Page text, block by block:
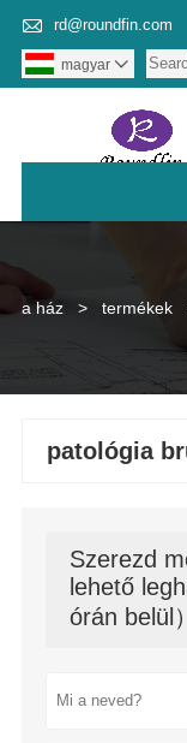
 rd@roundfin.com
magyar 
a ház > termékek
patológia
Szerezd
lehető
órán belül）